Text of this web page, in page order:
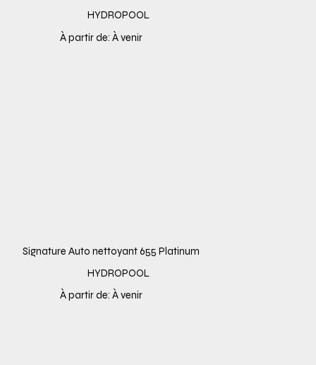
À partir de: À venir
HYDROPOOL
Signature Auto nettoyant 655 Platinum
À partir de: À venir
HYDROPOOL